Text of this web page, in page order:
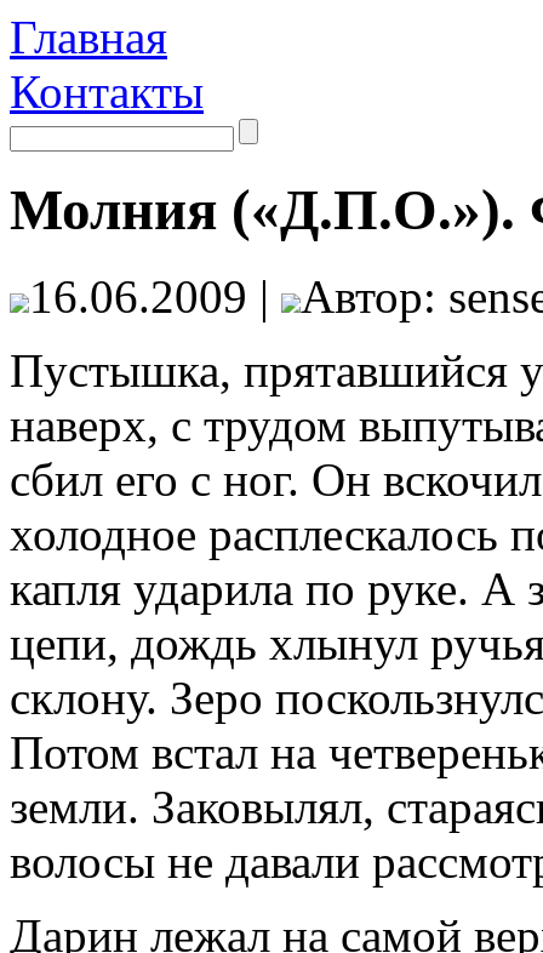
Главная
Контакты
Молния («Д.П.О.»).
16.06.2009 |
Автор:
Пустышка, прятавшийся
наверх, с трудом
сбил его с ног. Он
холодное расплескалось
капля ударила по руке. А
цепи, дождь хлынул
склону. Зеро
Потом встал на
земли. Заковылял,
волосы не давали
Дарин лежал на самой